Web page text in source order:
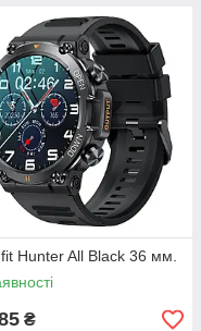
Hunter All Black 36 мм.
₴